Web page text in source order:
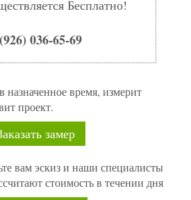
Бесплатно!
036-65-69
назначенное время, измерит
проект.
замер
вам эскиз и наши специалисты
стоимость в течении дня